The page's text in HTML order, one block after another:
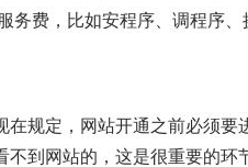
费，比如安程序、调程序、
在规定，网站开通之前必须
到网站的，这是很重要的环